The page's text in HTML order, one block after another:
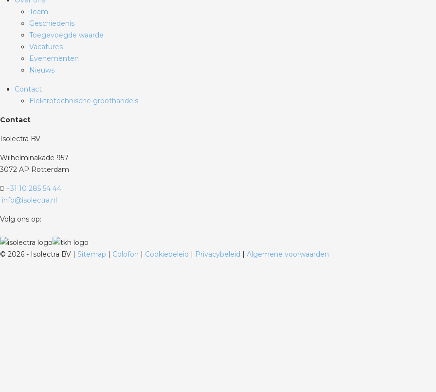
Team
Geschiedenis
Toegevoegde waarde
Vacatures
Evenementen
Nieuws
Contact
Elektrotechnische groothandels
Contact
Isolectra BV
Wilhelminakade 957
3072 AP Rotterdam
+31 10 285 54 44
info@isolectra.nl
Volg ons op:
© 2026 - Isolectra BV | Sitemap | Colofon | Cookiebeleid | Privacybeleid | Algemene voorwaarden